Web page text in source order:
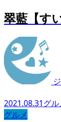
翠藍【す
2021.08.31グル
グルメ